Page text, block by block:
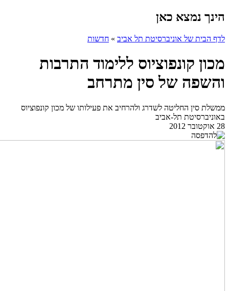
הינך נמצא כאן
לדף הבית של אוניברסיטת תל אביב » חדשות
מכון קונפוציוס ללימוד התרבות
והשפה של סין מתרחב
ממשלת סין החליטה לשדרג ולהרחיב את פעילותו של מכון קונפוציוס
באוניברסיטת תל-אביב
28 אוקטובר 2012